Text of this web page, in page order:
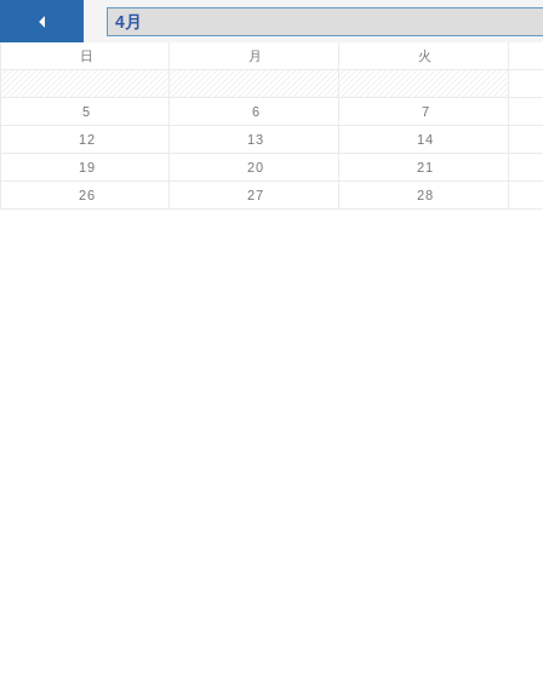
日 月 火
5 6
7
12
13
14
19
20
21
26
27 28